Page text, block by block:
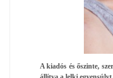
A kiadós és őszinte,